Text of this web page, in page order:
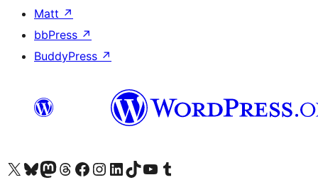
Matt ↗
bbPress ↗
BuddyPress ↗
Visitá nuestra cuenta de X (anteriormente Twitter)
Visitá nuestra cuenta de Bluesky
Visitá nuestra cuenta de Mastodon
Visitá nuestra cuenta de Threads
Visitá nuestra página de Facebook
Visitá nuestra cuenta de Instagram
Visitá nuestra cuenta de LinkedIn
Visitá nuestra cuenta de TikTok
Visitá nuestro canal de YouTube
Visitá nuestra cuenta de Tumblr